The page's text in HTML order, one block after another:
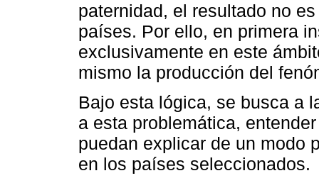
paternidad, el resultado no
países. Por ello, en primera
exclusivamente en este
mismo la producción del
Bajo esta lógica, se busca a
a esta problemática,
puedan explicar de un modo
en los países seleccionados.